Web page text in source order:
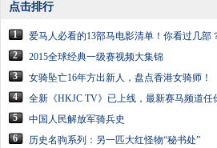
点击排行
1
爱马人必看的13部马电影清单！你看过几部
2
2015全球经典一级赛视频大集锦
3
女骑坠亡16年方出新人，盘点香港女骑师！
4
全新《HKJC TV》已上线，最新赛马频道任
5
中国人民解放军骑兵史
6
历史名驹系列：另一匹大红怪物“秘书处”